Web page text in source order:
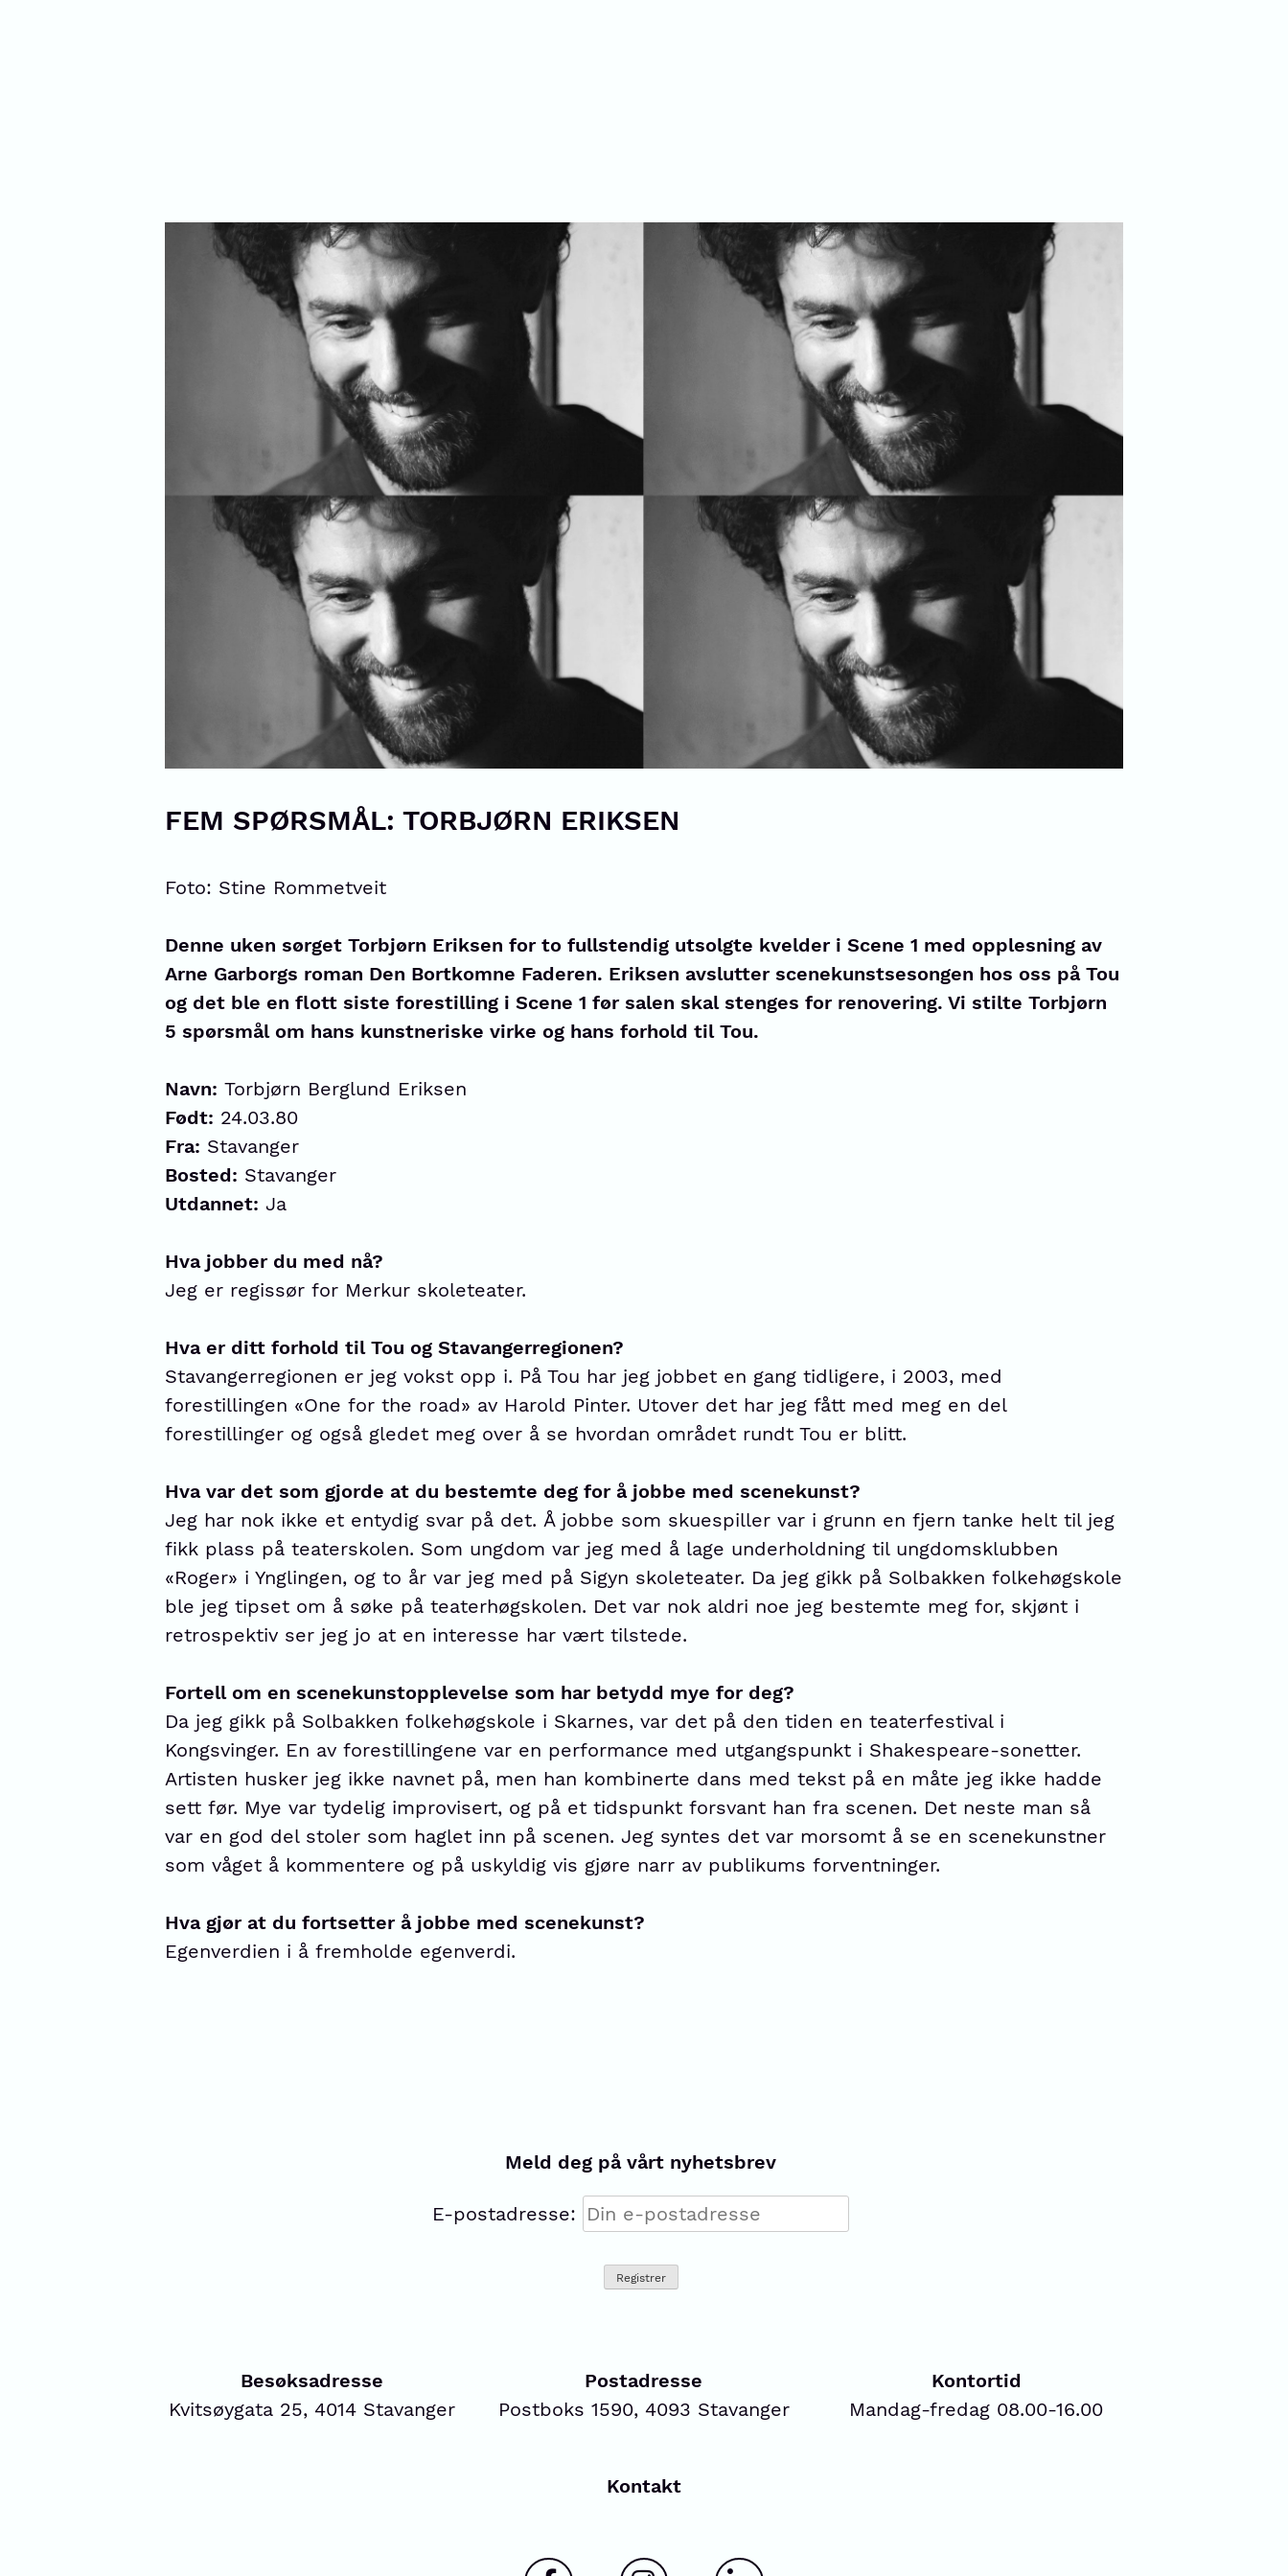
FEM SPØRSMÅL: TORBJØRN ERIKSEN
Foto: Stine Rommetveit
Denne uken sørget Torbjørn Eriksen for to fullstendig utsolgte kvelder i Scene 1 med opplesning av
Arne Garborgs roman Den Bortkomne Faderen. Eriksen avslutter scenekunstsesongen hos oss på Tou
og det ble en flott siste forestilling i Scene 1 før salen skal stenges for renovering. Vi stilte Torbjørn
5 spørsmål om hans kunstneriske virke og hans forhold til Tou.
Navn: Torbjørn Berglund Eriksen
Født: 24.03.80
Fra: Stavanger
Bosted: Stavanger
Utdannet: Ja
Hva jobber du med nå?
Jeg er regissør for Merkur skoleteater.
Hva er ditt forhold til Tou og Stavangerregionen?
Stavangerregionen er jeg vokst opp i. På Tou har jeg jobbet en gang tidligere, i 2003, med
forestillingen «One for the road» av Harold Pinter. Utover det har jeg fått med meg en del
forestillinger og også gledet meg over å se hvordan området rundt Tou er blitt.
Hva var det som gjorde at du bestemte deg for å jobbe med scenekunst?
Jeg har nok ikke et entydig svar på det. Å jobbe som skuespiller var i grunn en fjern tanke helt til jeg
fikk plass på teaterskolen. Som ungdom var jeg med å lage underholdning til ungdomsklubben
«Roger» i Ynglingen, og to år var jeg med på Sigyn skoleteater. Da jeg gikk på Solbakken folkehøgskole
ble jeg tipset om å søke på teaterhøgskolen. Det var nok aldri noe jeg bestemte meg for, skjønt i
retrospektiv ser jeg jo at en interesse har vært tilstede.
Fortell om en scenekunstopplevelse som har betydd mye for deg?
Da jeg gikk på Solbakken folkehøgskole i Skarnes, var det på den tiden en teaterfestival i
Kongsvinger. En av forestillingene var en performance med utgangspunkt i Shakespeare-sonetter.
Artisten husker jeg ikke navnet på, men han kombinerte dans med tekst på en måte jeg ikke hadde
sett før. Mye var tydelig improvisert, og på et tidspunkt forsvant han fra scenen. Det neste man så
var en god del stoler som haglet inn på scenen. Jeg syntes det var morsomt å se en scenekunstner
som våget å kommentere og på uskyldig vis gjøre narr av publikums forventninger.
Hva gjør at du fortsetter å jobbe med scenekunst?
Egenverdien i å fremholde egenverdi.
Meld deg på vårt nyhetsbrev
E-postadresse:
Besøksadresse
Kvitsøygata 25, 4014 Stavanger
Postadresse
Postboks 1590, 4093 Stavanger
Kontortid
Mandag-fredag 08.00-16.00
Kontakt